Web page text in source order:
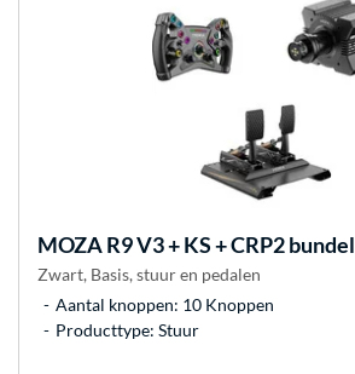
MOZAR9 V3 + KS + CRP2 bundel
Zwart, Basis, stuur en pedalen
Aantal knoppen: 10 Knoppen
Producttype: Stuur